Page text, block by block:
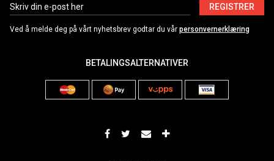
REGISTRER
Ved å melde deg på vårt nyhetsbrev godtar du vår personvernerklæring
BETALINGSALTERNATIVER